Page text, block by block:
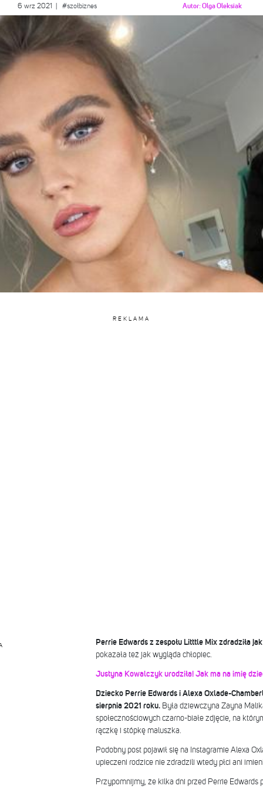
6 wrz 2021 #szołbiznes Autor:Olga Oleksiak
REKLAMA
Perrie Edwards z zespołu Litttle Mix zdradziła
pokazała też jak wygląda chłopiec.
Justyna Kowalczyk urodziła! Jak ma na imię
Dziecko Perrie Edwards i Alexa Oxlade-
sierpnia 2021 roku.Była dziewczyna Zayna
społecznościowych czarno-białe zdjęcie, na
rączkę i stópkę maluszka.
Podobny post pojawił się na Instagramie Alexa
upieczeni rodzice nie zdradzili wtedy płci ani
Przypomnijmy, że kilka dni przed Perrie Edwards